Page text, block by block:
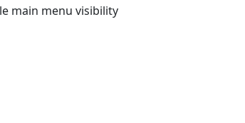
main menu visibility